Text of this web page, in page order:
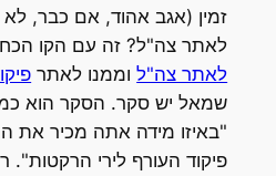
זמין (אגב אהוד, אם כבר, לא
לאתר צה"ל? זה עם הקו
לאתר צה"לוממנו לאתר
שמאל יש סקר. הסקר הוא
"באיזו מידה אתה מכיר את
פיקוד העורף לירי הרקטות".